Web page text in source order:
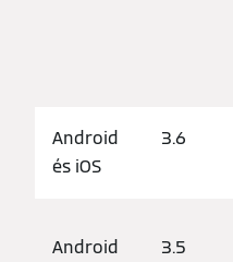
Android
és iOS
3.6
Android
3.5